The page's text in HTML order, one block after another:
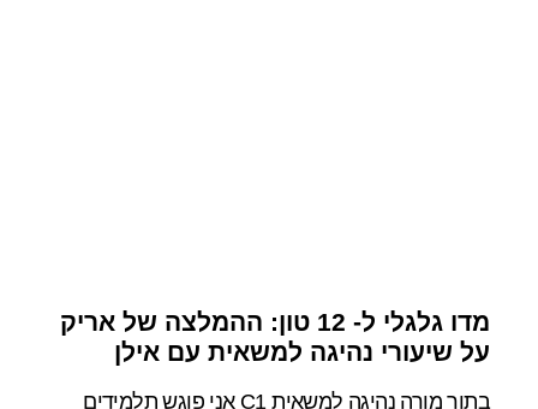
מדו גלגלי ל- 12 טון: ההמלצה של אריק
על שיעורי נהיגה למשאית עם אילן
בתור מורה נהיגה למשאית C1 אני פוגש תלמידים